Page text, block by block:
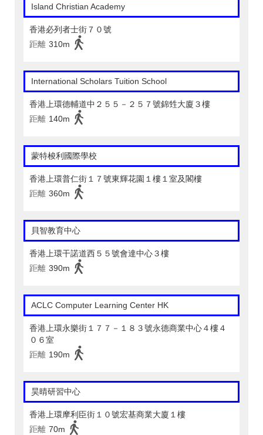
Island Christian Academy
香港必列者士街７０號
距離 310m
International Scholars Tuition School
香港上環德輔道中２５５－２５７號錦甡大廈３樓
距離 140m
蒙特梭利國際學校
香港上環普仁街１７號東輝花園１樓１室及閣樓
距離 360m
貝智教育中心
香港上環干諾道西５５號會達中心３樓
距離 390m
ACLC Computer Learning Center HK
香港上環永樂街１７７－１８３號永德商業中心４樓４
０６室
距離 190m
昊晴研習中心
香港上環摩利臣街１０號宏基商業大廈１樓
距離 70m